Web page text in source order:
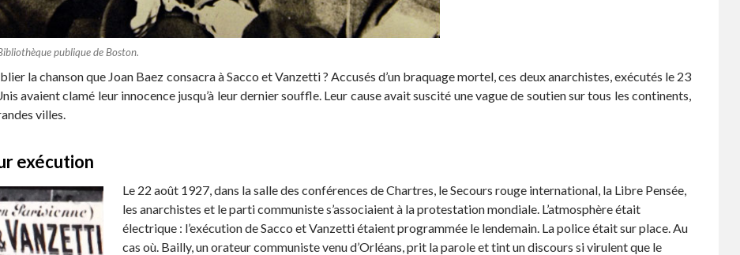
publique de Boston.
la chanson que Joan Baez consacra à Sacco et Vanzetti ? Accusés d’un braquage mortel, ces deux anarchistes, exécutés le 23
avaient clamé leur innocence jusqu’à leur dernier souffle. Leur cause avait suscité une vague de soutien sur tous les continents,
villes.
exécution
Le 22 août 1927, dans la salle des conférences de Chartres, le Secours rouge international, la Libre Pensée,
les anarchistes et le parti communiste s’associaient à la protestation mondiale. L’atmosphère était
électrique : l’exécution de Sacco et Vanzetti étaient programmée le lendemain. La police était sur place. Au
cas où. Bailly, un orateur communiste venu d’Orléans, prit la parole et tint un discours si virulent que le